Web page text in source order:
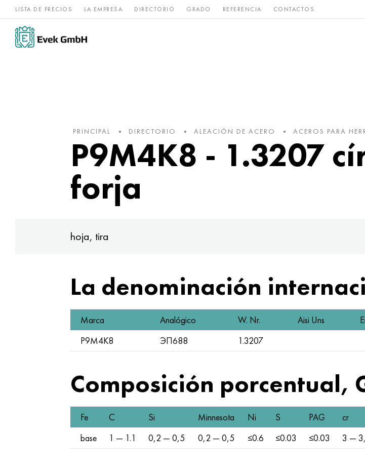
LISTA DE PRECIOS LA EMPRESA DIRECTORIO GRADO REFERENCIA CONTACTOS
Aleaciones de
níquel
acero Raro y
PRINCIPAL DIRECTORIO ALEACIÓN DE ACERO ACEROS PARA
Р9М4К8 - 1.3207
forja
hoja, tira
La denominación
Marca Analógico W. Nr. Aisi Uns
Р9М4К8
ЭП688 1.3207
Composición porcentual,
Fe C Si Minnesota Ni S PAG cr
base
1 — 1.1 0,2 — 0,5 0,2 — 0,5 ≤0.6 ≤0.03 ≤0.03 3 —